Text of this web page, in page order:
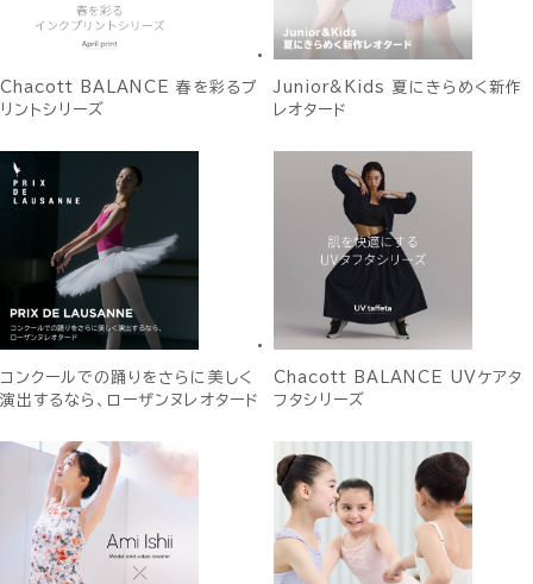
Chacott BALANCE 春を彩るプ
リントシリーズ
Junior&Kids 夏にきらめく新作
レオタード
コンクールでの踊りをさらに美しく
演出するなら、ローザンヌレオタード
Chacott BALANCE UVケアタ
フタシリーズ